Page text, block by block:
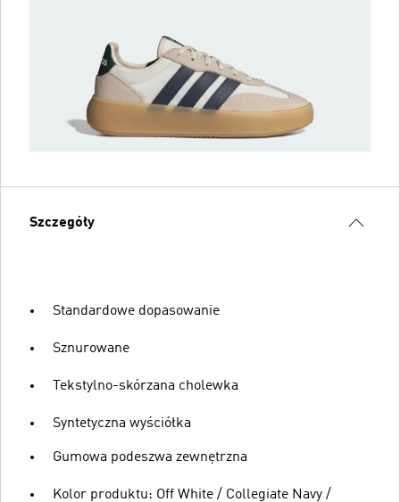
Szczegóły
Standardowe dopasowanie
Sznurowane
Tekstylno-skórzana cholewka
Syntetyczna wyściółka
Gumowa podeszwa zewnętrzna
Kolor produktu: Off White / Collegiate Navy /